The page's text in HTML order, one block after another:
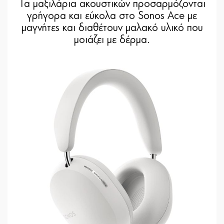
Τα μαξιλάρια ακουστικών προσαρμόζονται
γρήγορα και εύκολα στο Sonos Ace με
μαγνήτες και διαθέτουν μαλακό υλικό που
μοιάζει με δέρμα.